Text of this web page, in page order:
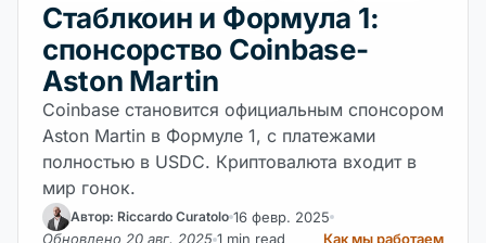
Стаблкоин и Формула 1:
спонсорство Coinbase-
Aston Martin
Coinbase становится официальным спонсором
Aston Martin в Формуле 1, с платежами
полностью в USDC. Криптовалюта входит в
мир гонок.
Автор: Riccardo Curatolo 16 февр. 2025
Обновлено 20 авг. 2025 1 min read Как мы работаем